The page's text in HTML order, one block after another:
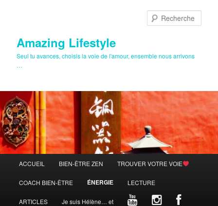
Amazing Lifestyle
Seul tu avances, choisis la voie de l'amour, ensemble nous arrivons
…
principal
ACCUEIL BIEN-ÊTRE ZEN TROUVER VOTRE VOIE
COACH BIEN-ÊTRE ÉNERGIE LECTURE
ARTICLES Je suis Hélène… et